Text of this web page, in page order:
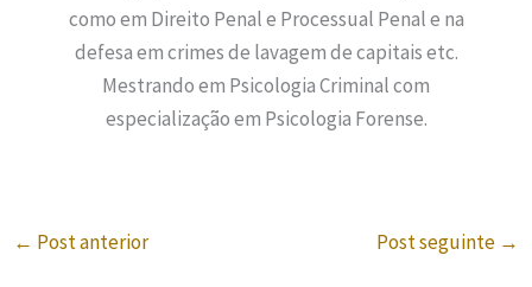
como em Direito Penal e Processual Penal e na
defesa em crimes de lavagem de capitais etc.
Mestrando em Psicologia Criminal com
especialização em Psicologia Forense.
← Post anterior Post seguinte →